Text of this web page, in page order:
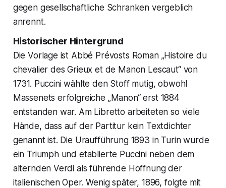
gegen gesellschaftliche Schranken vergeblich
anrennt.
Historischer Hintergrund
Die Vorlage ist Abbé Prévosts Roman „Histoire du
chevalier des Grieux et de Manon Lescaut“ von
1731. Puccini wählte den Stoff mutig, obwohl
Massenets erfolgreiche „Manon“ erst 1884
entstanden war. Am Libretto arbeiteten so viele
Hände, dass auf der Partitur kein Textdichter
genannt ist. Die Uraufführung 1893 in Turin wurde
ein Triumph und etablierte Puccini neben dem
alternden Verdi als führende Hoffnung der
italienischen Oper. Wenig später, 1896, folgte mit